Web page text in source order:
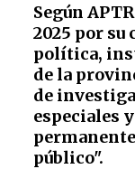
Según
2025 por su
política,
de la
de
especiales
público".